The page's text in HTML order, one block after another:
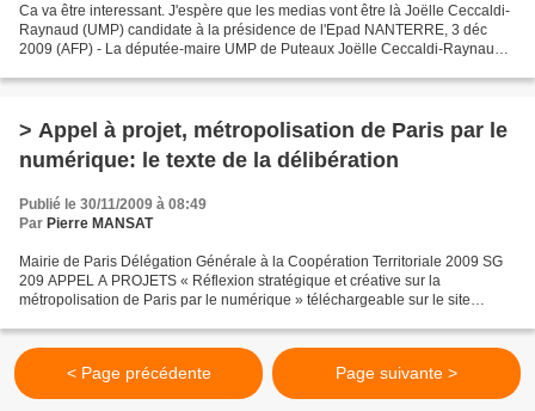
Ca va être interessant. J'espère que les medias vont être là Joëlle Ceccaldi-
Raynaud (UMP) candidate à la présidence de l'Epad NANTERRE, 3 déc
2009 (AFP) - La députée-maire UMP de Puteaux Joëlle Ceccaldi-Raynaud
> Appel à projet, métropolisation de Paris par le
numérique: le texte de la délibération
Publié le 30/11/2009 à 08:49
Par Pierre MANSAT
Mairie de Paris Délégation Générale à la Coopération Territoriale 2009 SG
209 APPEL A PROJETS « Réflexion stratégique et créative sur la
métropolisation de Paris par le numérique » téléchargeable sur le site
< Page précédente Page suivante >